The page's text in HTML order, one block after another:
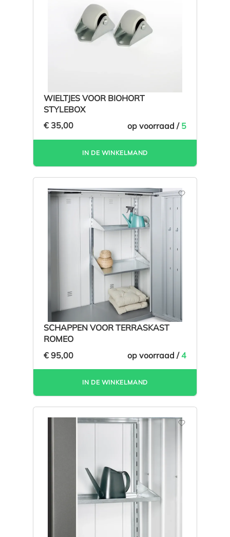
WIELTJES VOOR BIOHORT
STYLEBOX
€ 35,00
op voorraad / 5
IN DE WINKELMAND
SCHAPPEN VOOR TERRASKAST
ROMEO
€ 95,00
op voorraad /4
IN DE WINKELMAND